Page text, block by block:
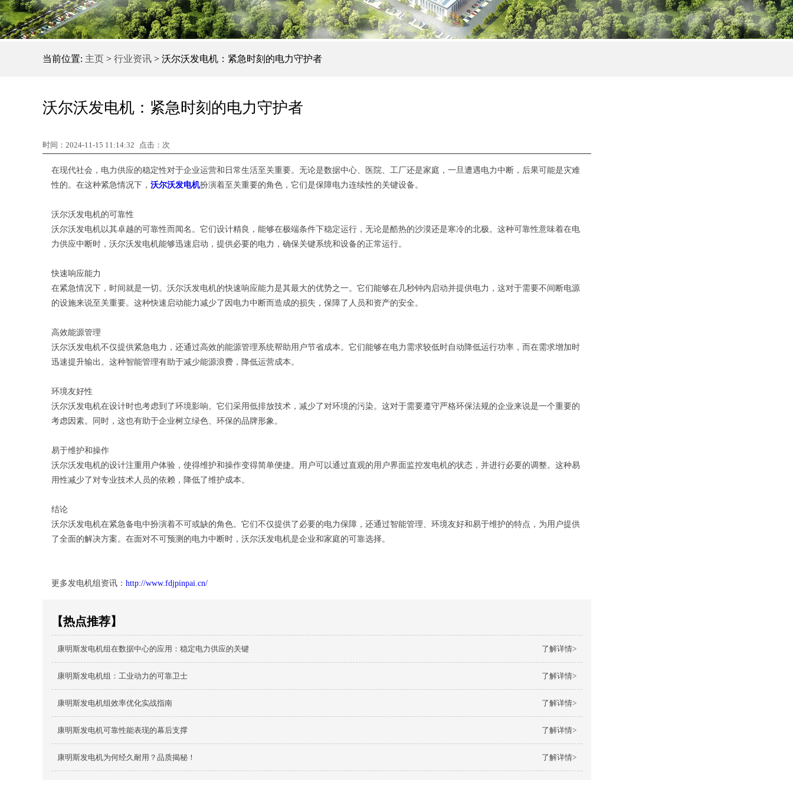
当前位置: 主页 > 行业资讯 > 沃尔沃发电机：紧急时刻的电力守护者
沃尔沃发电机：紧急时刻的电力守护者
时间：2024-11-15 11:14:32 点击： 次
在现代社会，电力供应的稳定性对于企业运营和日常生活至关重要。无论是数据中心、医院、工厂还是家庭，一旦遭遇电力中断，后果可能是灾难
性的。在这种紧急情况下， 沃尔沃发电机扮演着至关重要的角色，它们是保障电力连续性的关键设备。
沃尔沃发电机的可靠性
沃尔沃发电机以其卓越的可靠性而闻名。它们设计精良，能够在极端条件下稳定运行，无论是酷热的沙漠还是寒冷的北极。这种可靠性意味着在电
力供应中断时，沃尔沃发电机能够迅速启动，提供必要的电力，确保关键系统和设备的正常运行。
快速响应能力
在紧急情况下，时间就是一切。沃尔沃发电机的快速响应能力是其最大的优势之一。它们能够在几秒钟内启动并提供电力，这对于需要不间断电源
的设施来说至关重要。这种快速启动能力减少了因电力中断而造成的损失，保障了人员和资产的安全。
高效能源管理
沃尔沃发电机不仅提供紧急电力，还通过高效的能源管理系统帮助用户节省成本。它们能够在电力需求较低时自动降低运行功率，而在需求增加时
迅速提升输出。这种智能管理有助于减少能源浪费，降低运营成本。
环境友好性
沃尔沃发电机在设计时也考虑到了环境影响。它们采用低排放技术，减少了对环境的污染。这对于需要遵守严格环保法规的企业来说是一个重要的
考虑因素。同时，这也有助于企业树立绿色、环保的品牌形象。
易于维护和操作
沃尔沃发电机的设计注重用户体验，使得维护和操作变得简单便捷。用户可以通过直观的用户界面监控发电机的状态，并进行必要的调整。这种易
用性减少了对专业技术人员的依赖，降低了维护成本。
结论
沃尔沃发电机在紧急备电中扮演着不可或缺的角色。它们不仅提供了必要的电力保障，还通过智能管理、环境友好和易于维护的特点，为用户提供
了全面的解决方案。在面对不可预测的电力中断时，沃尔沃发电机是企业和家庭的可靠选择。
更多发电机组资讯： http://www.fdjpinpai.cn/
【热点推荐】
康明斯发电机组在数据中心的应用：稳定电力供应的关键 了解详情>
康明斯发电机组：工业动力的可靠卫士 了解详情>
康明斯发电机组效率优化实战指南 了解详情>
康明斯发电机可靠性能表现的幕后支撑 了解详情>
康明斯发电机为何经久耐用？品质揭秘！ 了解详情>